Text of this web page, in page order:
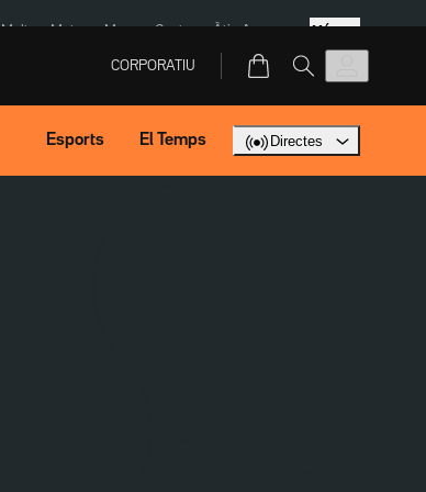
Multa a Meta Menors Ceuta Àtic Ayuso Més
CORPORATIU
Esports El Temps Directes